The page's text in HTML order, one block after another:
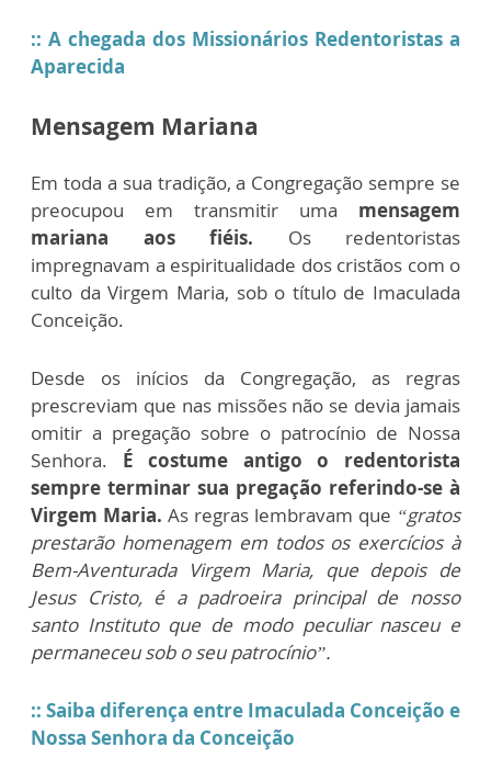
:: A chegada dos Missionários Redentoristas a
Aparecida
Mensagem Mariana
Em toda a sua tradição, a Congregação sempre se
preocupou em transmitir uma mensagem
mariana aos fiéis. Os redentoristas
impregnavam a espiritualidade dos cristãos com o
culto da Virgem Maria, sob o título de Imaculada
Conceição.
Desde os inícios da Congregação, as regras
prescreviam que nas missões não se devia jamais
omitir a pregação sobre o patrocínio de Nossa
Senhora. É costume antigo o redentorista
sempre terminar sua pregação referindo-se à
Virgem Maria. As regras lembravam que “gratos
prestarão homenagem em todos os exercícios à
Bem-Aventurada Virgem Maria, que depois de
Jesus Cristo, é a padroeira principal de nosso
santo Instituto que de modo peculiar nasceu e
permaneceu sob o seu patrocínio”.
:: Saiba diferença entre Imaculada Conceição e
Nossa Senhora da Conceição